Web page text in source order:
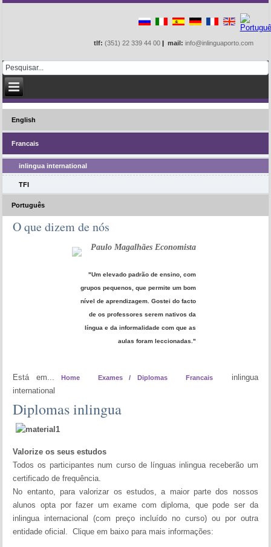
tlf: (351) 22 339 44 00 | mail: info@inlinguaporto.com
English
Francais
inlingua international
TFI
Português
O que dizem de nós
Paulo Magalhães Economista
"Um elevado padrão de ensino, com
grupos pequenos, que permite um bom
nível de aprendizagem. Gostei do facto
de os professores serem nativos da
língua e da informalidade com que as
aulas foram leccionadas."
Está em... Home Exames / Diplomas Francais
inlingua
international
Diplomas inlingua
Valorize os seus estudos
Todos os participantes num curso de línguas inlingua receberão um
certificado de frequência.
No entanto, para valorizar os estudos, a maior parte dos nossos
alunos opta por fazer um exame com diploma, que pode ser da
inlingua internacional (com preço incluído no curso) ou por outra
entidade oficial. Clique em baixo para mais informações: